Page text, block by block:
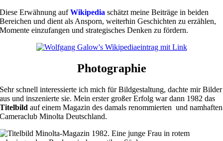
Diese Erwähnung aufWikipedia schätzt meine Beiträge in beiden
Bereichen und dient als Ansporn, weiterhin Geschichten zu erzählen,
Momente einzufangen und strategisches Denken zu fördern.
Photographie
Sehr schnell interessierte ich mich für Bildgestaltung, dachte mir Bilder
aus und inszenierte sie. Mein erster großer Erfolg war dann 1982 das
Titelbild auf einem Magazin des damals renommierten und namhaften
Cameraclub Minolta Deutschland.